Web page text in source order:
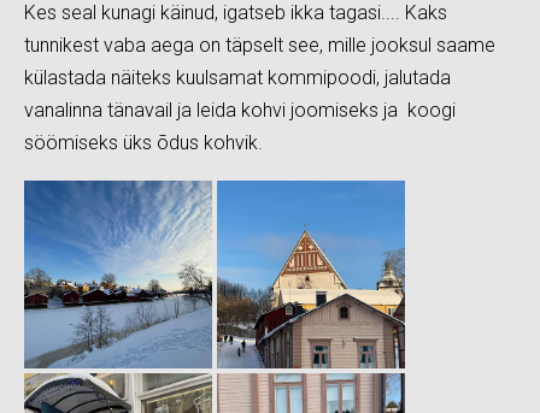
Kes seal kunagi käinud, igatseb ikka tagasi.... Kaks
tunnikest vaba aega on täpselt see, mille jooksul saame
külastada näiteks kuulsamat kommipoodi, jalutada
vanalinna tänavail ja leida kohvi joomiseks ja koogi
söömiseks üks õdus kohvik.